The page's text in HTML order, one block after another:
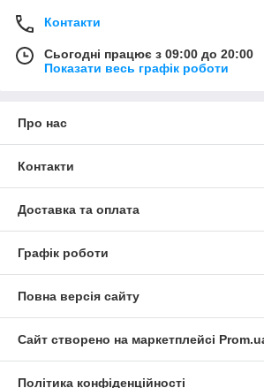
Контакти
Сьогодні працює з 09:00 до 20:00
Показати весь графік роботи
Про нас
Контакти
Доставка та оплата
Графік роботи
Повна версія сайту
Сайт створено на маркетплейсі
Політика конфіденційності